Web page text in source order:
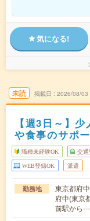
気になる!
未読 掲載日 2026/08/03
【週3日～】
や食事のサポ
職種未経験OK 交通
WEB登録OK 派遣
勤務地
東京都府
府中(東京
前駅から